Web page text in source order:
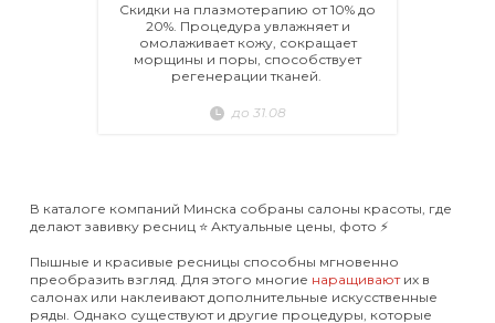
Скидки на плазмотерапию от 10% до
20%. Процедура увлажняет и
омолаживает кожу, сокращает
морщины и поры, способствует
регенерации тканей.
до 31.08
В каталоге компаний Минска собраны салоны красоты, где
делают завивку ресниц ⭐️ Актуальные цены, фото ⚡️
Пышные и красивые ресницы способны мгновенно
преобразить взгляд. Для этого многие наращиваютих в
салонах или наклеивают дополнительные искусственные
ряды. Однако существуют и другие процедуры, которые